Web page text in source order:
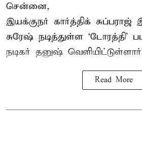
சென்னை,
இயக்குநர் கார்த்திக் சுப்பராஜ்
சுரேஷ் நடித்துள்ள `டோரத்தி'
நடிகர் தனுஷ்
Read More